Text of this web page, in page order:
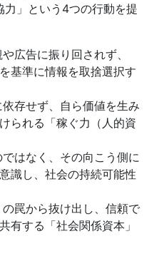
力」という4つの行動を提
広告に振り回されず、
基準に情報を取捨選択す
存せず、自ら価値を生み
られる「稼ぐ力（人的資
はなく、その向こう側に
識し、社会の持続可能性
の罠から抜け出し、信頼で
有する「社会関係資本」